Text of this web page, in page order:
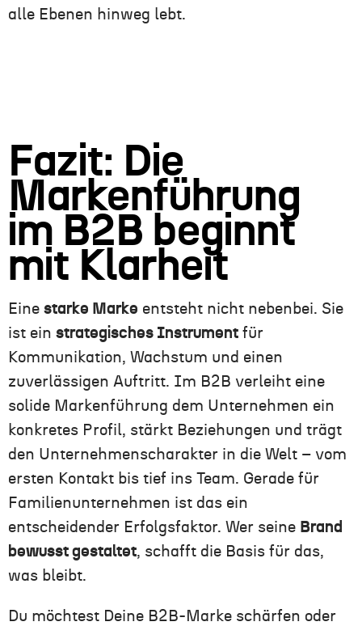
alle Ebenen hinweg lebt.
Fazit: Die
Markenführung
im B2B beginnt
mit Klarheit
Eine starke Marke entsteht nicht nebenbei. Sie
ist ein strategisches Instrument für
Kommunikation, Wachstum und einen
zuverlässigen Auftritt. Im B2B verleiht eine
solide Markenführung dem Unternehmen ein
konkretes Profil, stärkt Beziehungen und trägt
den Unternehmenscharakter in die Welt – vom
ersten Kontakt bis tief ins Team. Gerade für
Familienunternehmen ist das ein
entscheidender Erfolgsfaktor. Wer seine Brand
bewusst gestaltet, schafft die Basis für das,
was bleibt.
Du möchtest Deine B2B-Marke schärfen oder